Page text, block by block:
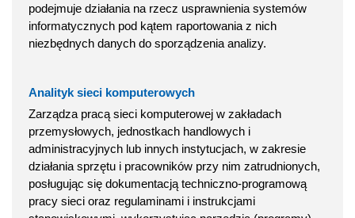
podejmuje działania na rzecz usprawnienia systemów
informatycznych pod kątem raportowania z nich
niezbędnych danych do sporządzenia analizy.
Analityk sieci komputerowych
Zarządza pracą sieci komputerowej w zakładach
przemysłowych, jednostkach handlowych i
administracyjnych lub innych instytucjach, w zakresie
działania sprzętu i pracowników przy nim zatrudnionych,
posługując się dokumentacją techniczno-programową
pracy sieci oraz regulaminami i instrukcjami